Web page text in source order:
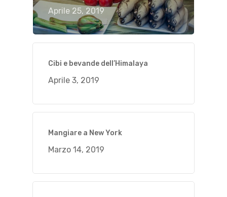
Aprile 25, 2019
Cibi e bevande dell’Himalaya
Aprile 3, 2019
Mangiare a New York
Marzo 14, 2019